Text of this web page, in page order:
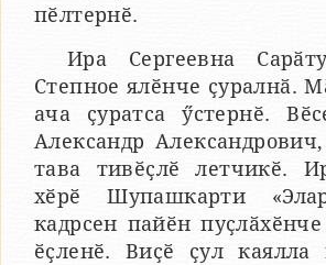
пӗлтернӗ.
Ира Сергеевна
Степное ялӗнче ҫуралнӑ.
ача ҫуратса ӳстернӗ.
Александр
тава тивӗҫлӗ летчикӗ.
хӗрӗ Шупашкарти
кадрсен пайӗн
ӗҫленӗ. Виҫӗ ҫул